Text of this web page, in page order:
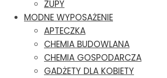
ZUPY
MODNE WYPOSAŻENIE
APTECZKA
CHEMIA BUDOWLANA
CHEMIA GOSPODARCZA
GADŻETY DLA KOBIETY